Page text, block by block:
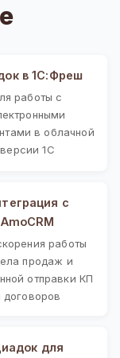
в 1С:Фреш
работы с
в облачной
версии 1С
с
AmoCRM
работы
продаж и
отправки КП
договоров
для